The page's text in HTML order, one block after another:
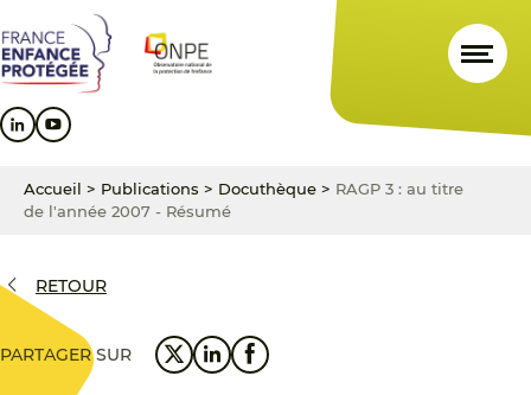
au
contenu
principal
au
menu
principal
au
pied
de
Accueil > Publications > Docuthèque > RAGP 3 : au titre
de l'année 2007 - Résumé
RETOUR
PARTAGER SUR